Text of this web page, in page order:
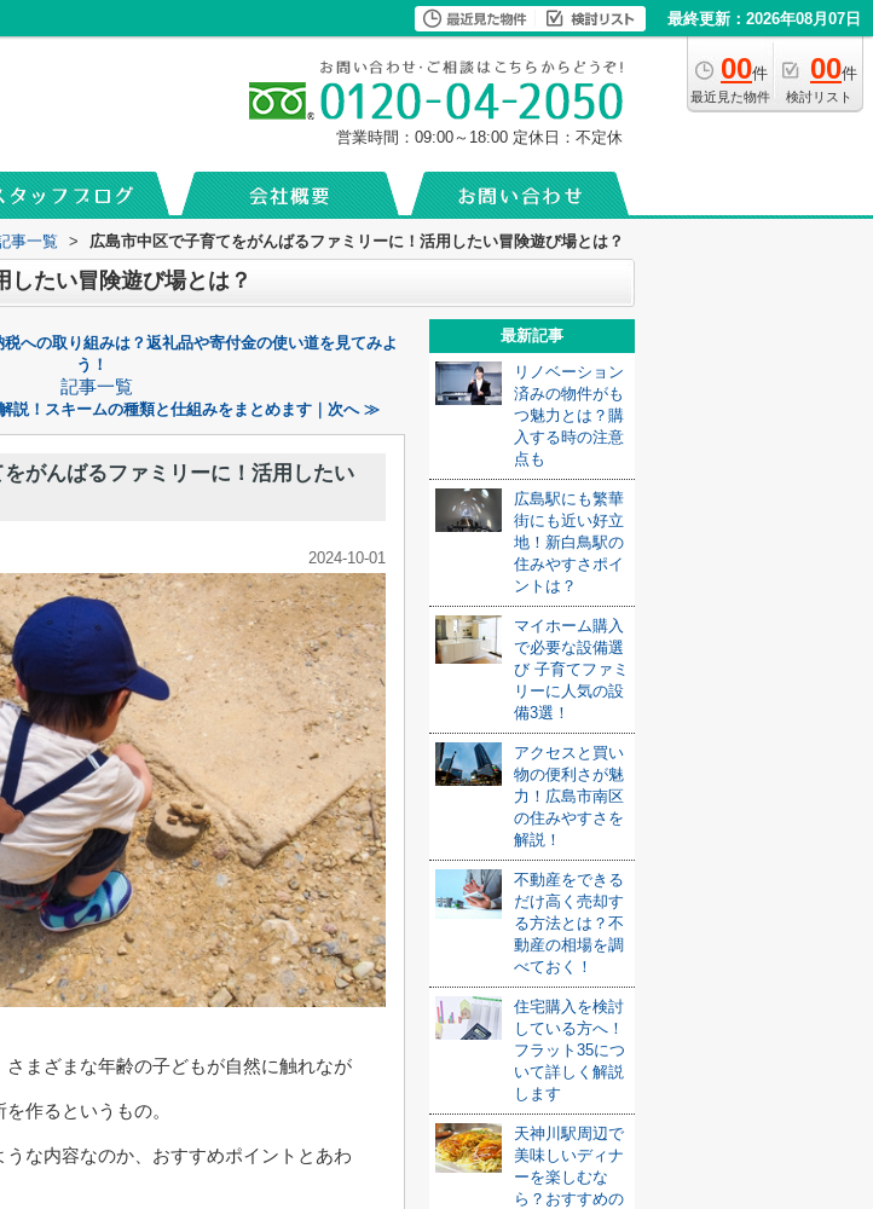
最終更新：2026年08月07日
00件
最近見た物件
00件
検討リスト
営業時間：09:00～18:00 定休日：不定休
事一覧 > 広島市中区で子育てをがんばるファミリーに！活用したい冒険遊び場とは？
たい冒険遊び場とは？
への取り組みは？返礼品や寄付金の使い道を見てみよ
う！
記事一覧
説！スキームの種類と仕組みをまとめます｜次へ ≫
がんばるファミリーに！活用したい
2024-10-01
さまざまな年齢の子どもが自然に触れなが
作るというもの。
うな内容なのか、おすすめポイントとあわ
最新記事
リノベーション
済みの物件がも
つ魅力とは？購
入する時の注意
点も
広島駅にも繁華
街にも近い好立
地！新白鳥駅の
住みやすさポイ
ントは？
マイホーム購入
で必要な設備選
び 子育てファミ
リーに人気の設
備3選！
アクセスと買い
物の便利さが魅
力！広島市南区
の住みやすさを
解説！
不動産をできる
だけ高く売却す
る方法とは？不
動産の相場を調
べておく！
住宅購入を検討
している方へ！
フラット35につ
いて詳しく解説
します
天神川駅周辺で
美味しいディナ
ーを楽しむな
ら？おすすめの